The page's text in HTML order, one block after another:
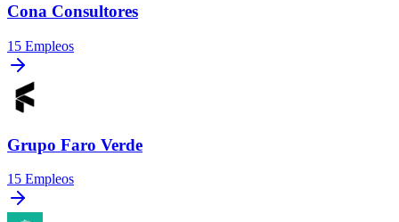
Cona Consultores
15 Empleos
Grupo Faro Verde
15 Empleos